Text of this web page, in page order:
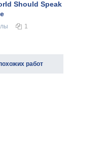
Should Speak
1
работ